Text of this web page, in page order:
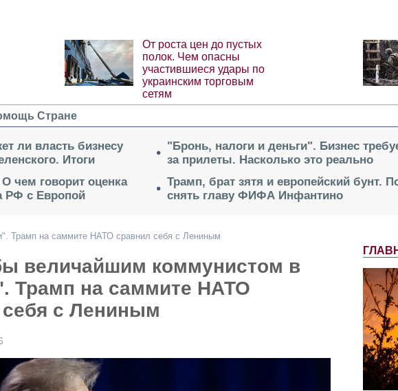
От роста цен до пустых
полок. Чем опасны
участившиеся удары по
украинским торговым
сетям
Стране
ли власть бизнесу
Итоги
чем говорит оценка
РФ с Европой
"Бронь, налоги и деньги". Бизнес
за прилеты. Насколько это реально
Трамп, брат зятя и европейский бунт.
снять главу ФИФА Инфантино
Трамп на саммите НАТО сравнил себя с Лениным
величайшим коммунистом в
Трамп на саммите НАТО
с Лениным